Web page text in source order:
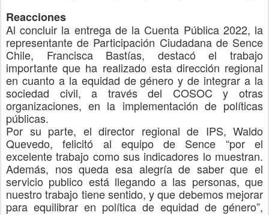
Reacciones
Al concluir la entrega de la Cuenta Pública 2022, la
representante de Participación Ciudadana de Sence
Chile, Francisca Bastías, destacó el trabajo
importante que ha realizado esta dirección regional
en cuanto a la equidad de género y de integrar a la
sociedad civil, a través del COSOC y otras
organizaciones, en la implementación de políticas
públicas.
Por su parte, el director regional de IPS, Waldo
Quevedo, felicitó al equipo de Sence “por el
excelente trabajo como sus indicadores lo muestran.
Además, nos queda esa alegría de saber que el
servicio publico está llegando a las personas, que
nuestro trabajo tiene sentido, y que debemos mejorar
para equilibrar en política de equidad de género”,